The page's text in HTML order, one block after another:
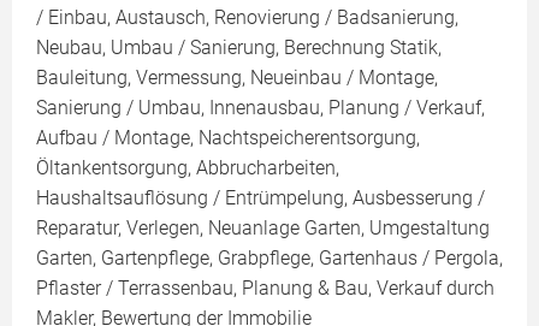
/ Einbau, Austausch, Renovierung / Badsanierung,
Neubau, Umbau / Sanierung, Berechnung Statik,
Bauleitung, Vermessung, Neueinbau / Montage,
Sanierung / Umbau, Innenausbau, Planung / Verkauf,
Aufbau / Montage, Nachtspeicherentsorgung,
Öltankentsorgung, Abbrucharbeiten,
Haushaltsauflösung / Entrümpelung, Ausbesserung /
Reparatur, Verlegen, Neuanlage Garten, Umgestaltung
Garten, Gartenpflege, Grabpflege, Gartenhaus / Pergola,
Pflaster / Terrassenbau, Planung & Bau, Verkauf durch
Makler, Bewertung der Immobilie